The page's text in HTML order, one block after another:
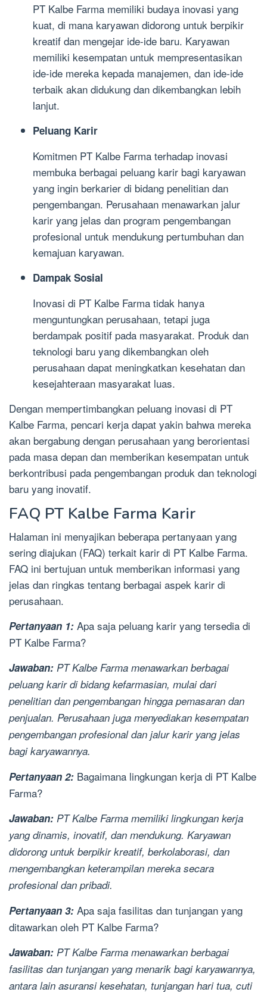
PT Kalbe Farma memiliki budaya inovasi yang
kuat, di mana karyawan didorong untuk berpikir
kreatif dan mengejar ide-ide baru. Karyawan
memiliki kesempatan untuk mempresentasikan
ide-ide mereka kepada manajemen, dan ide-ide
terbaik akan didukung dan dikembangkan lebih
lanjut.
Peluang Karir
Komitmen PT Kalbe Farma terhadap inovasi
membuka berbagai peluang karir bagi karyawan
yang ingin berkarier di bidang penelitian dan
pengembangan. Perusahaan menawarkan jalur
karir yang jelas dan program pengembangan
profesional untuk mendukung pertumbuhan dan
kemajuan karyawan.
Dampak Sosial
Inovasi di PT Kalbe Farma tidak hanya
menguntungkan perusahaan, tetapi juga
berdampak positif pada masyarakat. Produk dan
teknologi baru yang dikembangkan oleh
perusahaan dapat meningkatkan kesehatan dan
kesejahteraan masyarakat luas.
Dengan mempertimbangkan peluang inovasi di PT
Kalbe Farma, pencari kerja dapat yakin bahwa mereka
akan bergabung dengan perusahaan yang berorientasi
pada masa depan dan memberikan kesempatan untuk
berkontribusi pada pengembangan produk dan teknologi
baru yang inovatif.
FAQ PT Kalbe Farma Karir
Halaman ini menyajikan beberapa pertanyaan yang
sering diajukan (FAQ) terkait karir di PT Kalbe Farma.
FAQ ini bertujuan untuk memberikan informasi yang
jelas dan ringkas tentang berbagai aspek karir di
perusahaan.
Pertanyaan 1: Apa saja peluang karir yang tersedia di
PT Kalbe Farma?
Jawaban: PT Kalbe Farma menawarkan berbagai
peluang karir di bidang kefarmasian, mulai dari
penelitian dan pengembangan hingga pemasaran dan
penjualan. Perusahaan juga menyediakan kesempatan
pengembangan profesional dan jalur karir yang jelas
bagi karyawannya.
Pertanyaan 2: Bagaimana lingkungan kerja di PT Kalbe
Farma?
Jawaban: PT Kalbe Farma memiliki lingkungan kerja
yang dinamis, inovatif, dan mendukung. Karyawan
didorong untuk berpikir kreatif, berkolaborasi, dan
mengembangkan keterampilan mereka secara
profesional dan pribadi.
Pertanyaan 3: Apa saja fasilitas dan tunjangan yang
ditawarkan oleh PT Kalbe Farma?
Jawaban: PT Kalbe Farma menawarkan berbagai
fasilitas dan tunjangan yang menarik bagi karyawannya,
antara lain asuransi kesehatan, tunjangan hari tua, cuti